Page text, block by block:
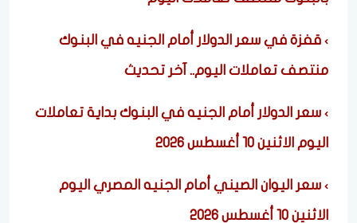
قفزة في سعر الدولار أمام الجنيه في البنوك
منتصف تعاملات اليوم.. آخر تحديث
سعر الدولار أمام الجنيه في البنوك بداية تعاملات
اليوم الاثنين 10 أغسطس 2026
سعر اليوان الصيني أمام الجنيه المصري اليوم
الاثنين 10 أغسطس 2026